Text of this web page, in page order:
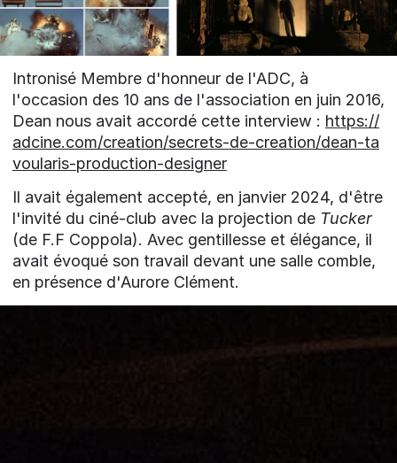
Intronisé Membre d'honneur de l'ADC, à
l'occasion des 10 ans de l'association en juin 2016,
Dean nous avait accordé cette interview : https://
adcine.com/creation/secrets-de-creation/dean-ta
voularis-production-designer
Il avait également accepté, en janvier 2024, d'être
l'invité du ciné-club avec la projection de Tucker
(de F.F Coppola). Avec gentillesse et élégance, il
avait évoqué son travail devant une salle comble,
en présence d'Aurore Clément.